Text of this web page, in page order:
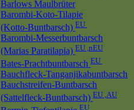
Barlows Maulbrüter
Barombi-Koto-Tilapie
(Kotto-Buntbarsch) EU
Barombi-Messerbuntbarsch
(Marias Paratilapia) EU ,nEU
Bates-Prachtbuntbarsch EU
Bauchfleck-Tanganjikabuntbarsch
Bauchstreifen-Buntbarsch
(Sattelfleck-Buntbarsch) EU ,AU
EU